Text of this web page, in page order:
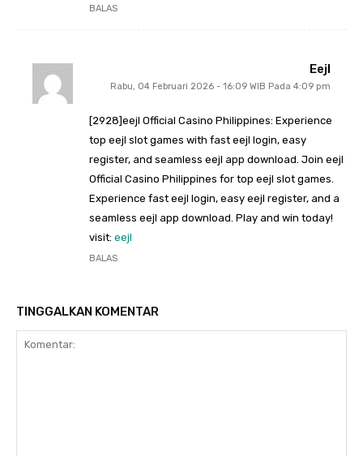
BALAS
Eejl
Rabu, 04 Februari 2026 - 16:09 WIB Pada 4:09 pm
[2928]eejl Official Casino Philippines: Experience
top eejl slot games with fast eejl login, easy
register, and seamless eejl app download. Join eejl
Official Casino Philippines for top eejl slot games.
Experience fast eejl login, easy eejl register, and a
seamless eejl app download. Play and win today!
visit: eejl
BALAS
TINGGALKAN KOMENTAR